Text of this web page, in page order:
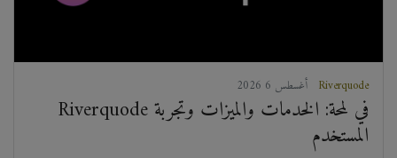
Riverquode
Riverquode في لمحة: الخدمات والميزات وتجربة
المستخدم